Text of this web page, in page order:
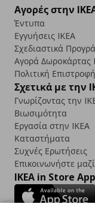
Αγορές στην
Έντυπα
Εγγυήσεις IKEA
Σχεδιαστικά
Αγορά Δωρoκάρτας
Πολιτική
Σχετικά με την
Γνωρίζοντας την
Βιωσιμότητα
Εργασία στην IKEA
Καταστήματα
Συχνές Ερωτήσεις
Επικοινωνήστε
IKEA in Store